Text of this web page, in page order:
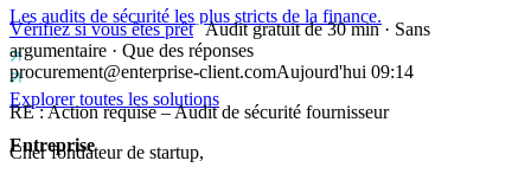
Les audits de sécurité les plus stricts de la finance.
Explorer toutes les solutions
Entreprise
Vérifiez si vous êtes prêt Audit gratuit de 30 min · Sans
argumentaire · Que des réponses
procurement@enterprise-client.comAujourd'hui 09:14
RE : Action requise – Audit de sécurité fournisseur
Cher fondateur de startup,